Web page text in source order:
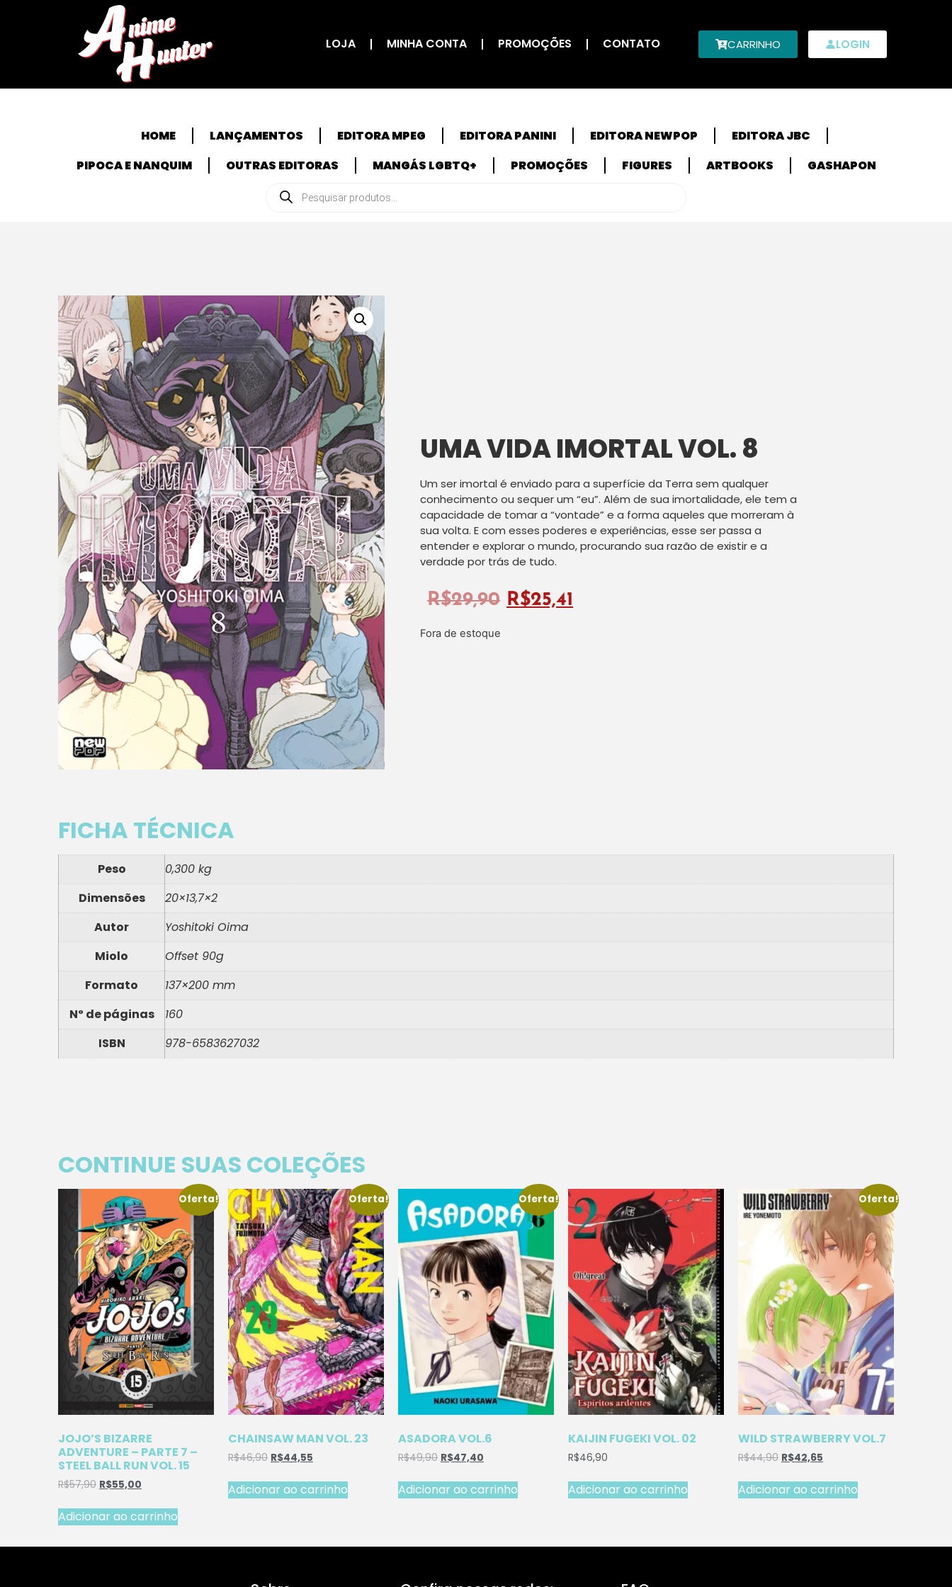
LOJA MINHA CONTA PROMOÇÕES CONTATO CARRINHO LOGIN
HOME LANÇAMENTOS EDITORA MPEG EDITORA PANINI EDITORA NEWPOP
EDITORA JBC
PIPOCA E NANQUIM
OUTRAS EDITORAS MANGÁS LGBTQ+ PROMOÇÕES FIGURES ARTBOOKS GASHAPON
UMA VIDA IMORTAL VOL. 8
Um ser imortal é enviado para a superfície da Terra sem qualquer
conhecimento ou sequer um “eu”. Além de sua imortalidade, ele tem a
capacidade de tomar a “vontade” e a forma aqueles que morreram à
sua volta. E com esses poderes e experiências, esse ser passa a
entender e explorar o mundo, procurando sua razão de existir e a
verdade por trás de tudo.
R$29,90 R$25,41
Fora de estoque
FICHA TÉCNICA
Peso
0,300 kg
Dimensões
20×13,7×2
Autor
Yoshitoki Oima
Miolo
Offset 90g
Formato
137×200 mm
Nº de páginas
160
ISBN
978-6583627032
CONTINUE SUAS COLEÇÕES
Oferta!
JOJO’S BIZARRE
ADVENTURE – PARTE 7 –
STEEL BALL RUN VOL. 15
R$57,90 R$55,00
Adicionar ao carrinho
Oferta!
CHAINSAW MAN VOL. 23
R$46,90 R$44,55
Adicionar ao carrinho
Oferta!
ASADORA VOL.6
R$49,90 R$47,40
Adicionar ao carrinho
KAIJIN FUGEKI VOL. 02
R$46,90
Adicionar ao carrinho
Oferta!
WILD STRAWBERRY VOL.7
R$44,90 R$42,65
Adicionar ao carrinho